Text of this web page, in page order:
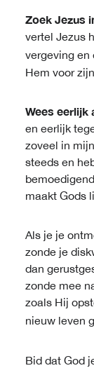
Zoek Jezus
vertel Jezus
vergeving en
Hem voor
Wees eerlijk
en eerlijk
zoveel in
steeds en
maakt Gods
Als je je
zonde je
dan
zonde mee
zoals Hij
nieuw leven
Bid dat God